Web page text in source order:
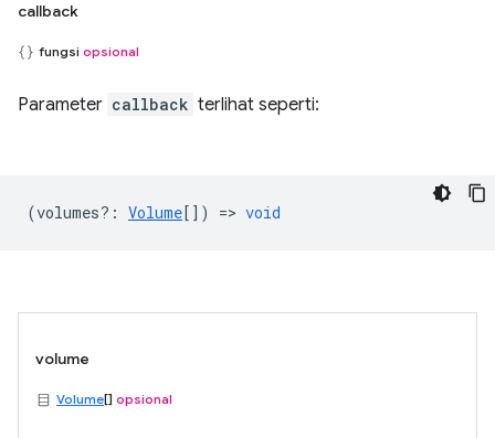
callback
fungsi opsional
Parameter callback terlihat seperti:
(volumes? : Volume[]) => void
volume
Volume[] opsional